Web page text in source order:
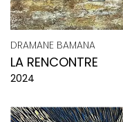
DRAMANE BAMANA
LA RENCONTRE
2024